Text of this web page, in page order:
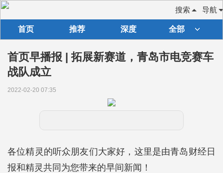
导航
搜索
首页 推荐 深度 全部
首页早播报 | 拓展新赛道，青岛市电竞赛车
战队成立
2022-02-20 07:35
各位精灵的听众朋友们大家好，这里是由青岛财经日
报和精灵共同为您带来的早间新闻！